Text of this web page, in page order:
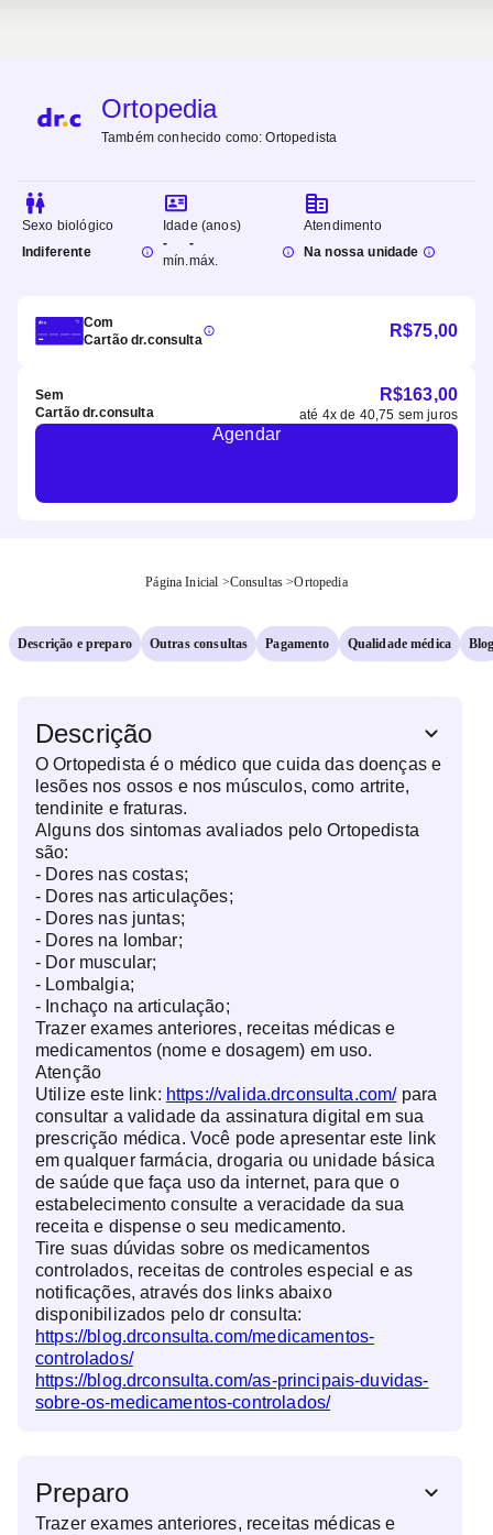
Ortopedia
Também conhecido como:Ortopedista
Sexo biológico
Indiferente
Idade (anos)
-
mín.
-
máx.
Atendimento
Na nossa unidade
Com
Cartão dr.consulta
R$75,00
Sem
Cartão dr.consulta
R$163,00
até 4x de 40,75 sem juros
Agendar
Página Inicial >Consultas >Ortopedia
Descrição e preparo Outras consultas Pagamento Qualidade médica
Descrição
O Ortopedista é o médico que cuida das doenças e
lesões nos ossos e nos músculos, como artrite,
tendinite e fraturas.
Alguns dos sintomas avaliados pelo Ortopedista
são:
- Dores nas costas;
- Dores nas articulações;
- Dores nas juntas;
- Dores na lombar;
- Dor muscular;
- Lombalgia;
- Inchaço na articulação;
Trazer exames anteriores, receitas médicas e
medicamentos (nome e dosagem) em uso.
Atenção
Utilize este link: https://valida.drconsulta.com/para
consultar a validade da assinatura digital em sua
prescrição médica. Você pode apresentar este link
em qualquer farmácia, drogaria ou unidade básica
de saúde que faça uso da internet, para que o
estabelecimento consulte a veracidade da sua
receita e dispense o seu medicamento.
Tire suas dúvidas sobre os medicamentos
controlados, receitas de controles especial e as
notificações, através dos links abaixo
disponibilizados pelo dr consulta:
https://blog.drconsulta.com/medicamentos-
controlados/
https://blog.drconsulta.com/as-principais-duvidas-
sobre-os-medicamentos-controlados/
Preparo
Trazer exames anteriores, receitas médicas e